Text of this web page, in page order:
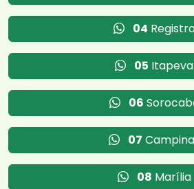
04
05 Itapeva
06
07
08 Marília